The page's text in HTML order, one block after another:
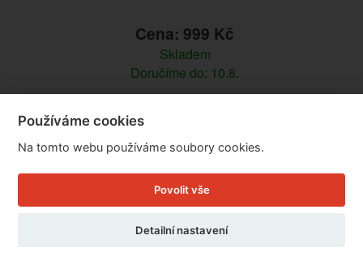
Cena: 999 Kč
Skladem
Doručíme do: 10.8.
Používáme cookies
Na tomto webu používáme soubory cookies.
Povolit vše
Detailní nastavení